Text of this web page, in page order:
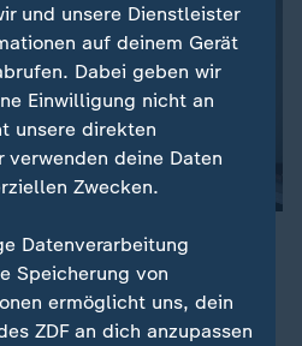
Bodenschätzen. Doch
und Sanktionen haben
in die Knie gezwungen.
und unsere Dienstleister
auf deinem Gerät
Dabei geben wir
Einwilligung nicht an
unsere direkten
verwenden deine Daten
Zwecken.
Datenverarbeitung
Speicherung von
ermöglicht uns, dein
ZDF an dich anzupassen